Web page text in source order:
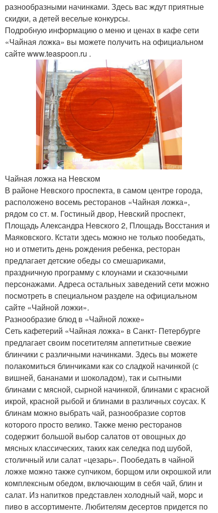
разнообразными начинками. Здесь вас ждут приятные
скидки, а детей веселые конкурсы.
Подробную информацию о меню и ценах в кафе сети
«Чайная ложка» вы можете получить на официальном
сайте www.teaspoon.ru .
Чайная ложка на Невском
В районе Невского проспекта, в самом центре города,
расположено восемь ресторанов «Чайная ложка»,
рядом со ст. м. Гостиный двор, Невский проспект,
Площадь Александра Невского 2, Площадь Восстания и
Маяковского. Кстати здесь можно не только пообедать,
но и отметить день рождения ребенка, ресторан
предлагает детские обеды со смешариками,
праздничную программу с клоунами и сказочными
персонажами. Адреса остальных заведений сети можно
посмотреть в специальном разделе на официальном
сайте «Чайной ложки».
Разнообразие блюд в «Чайной ложке»
Сеть кафетерий «Чайная ложка» в Санкт- Петербурге
предлагает своим посетителям аппетитные свежие
блинчики с различными начинками. Здесь вы можете
полакомиться блинчиками как со сладкой начинкой (с
вишней, бананами и шоколадом), так и сытными
блинами с мясной, сырной начинкой, блинами с красной
икрой, красной рыбой и блинами в различных соусах. К
блинам можно выбрать чай, разнообразие сортов
которого просто велико. Также меню ресторанов
содержит большой выбор салатов от овощных до
мясных классических, таких как селедка под шубой,
столичный или салат «цезарь». Пообедать в чайной
ложке можно также супчиком, борщом или окрошкой или
комплексным обедом, включающим в себя чай, блин и
салат. Из напитков представлен холодный чай, морс и
пиво в ассортименте. Любителям десертов придется по